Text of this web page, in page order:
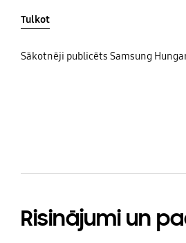
Tulkot
Sākotnēji publicēts Samsung
Risinājumi un